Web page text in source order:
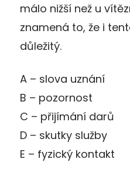
málo nižší než u
znamená to, že i
důležitý.
A – slova uznání
B – pozornost
C – přijímání darů
D – skutky služby
E – fyzický kontakt